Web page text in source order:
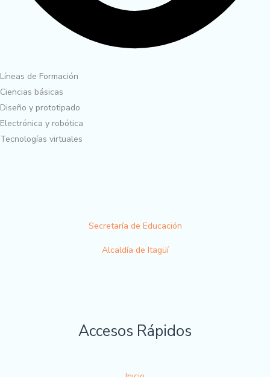
Líneas de Formación
Ciencias básicas
Diseño y prototipado
Electrónica y robótica
Tecnologías virtuales
Secretaría de Educación
Alcaldía de Itagüí
Accesos Rápidos